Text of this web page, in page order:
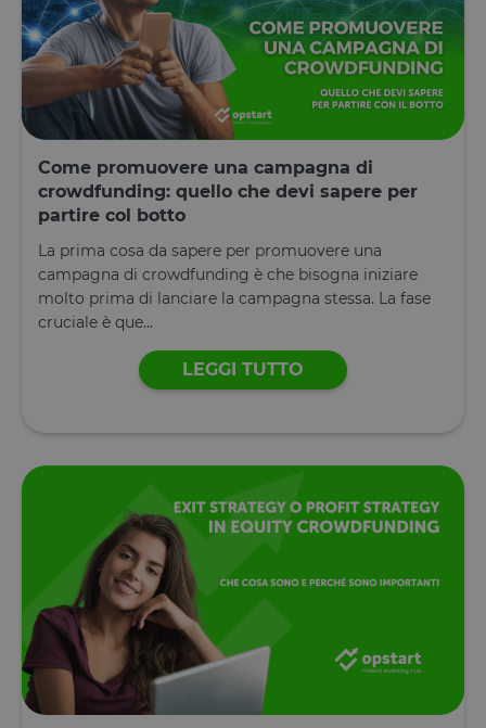
Come promuovere una campagna di
crowdfunding: quello che devi sapere per
partire col botto
La prima cosa da sapere per promuovere una
campagna di crowdfunding è che bisogna iniziare
molto prima di lanciare la campagna stessa. La fase
cruciale è que...
LEGGI TUTTO